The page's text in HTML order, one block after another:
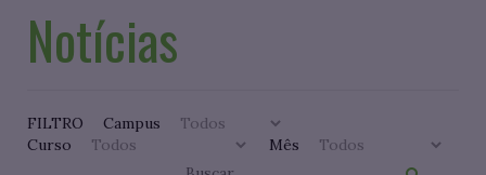
Notícias
FILTRO
Campus
Curso
Mês